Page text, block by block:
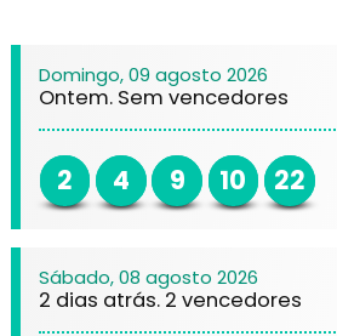
Domingo, 09 agosto 2026
Ontem. Sem vencedores
2 4 9 10 22
Sábado, 08 agosto 2026
2 dias atrás. 2 vencedores